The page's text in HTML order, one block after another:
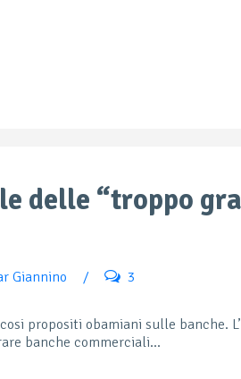
delle “troppo
Giannino / 3
propositi obamiani sulle banche.
banche commerciali...